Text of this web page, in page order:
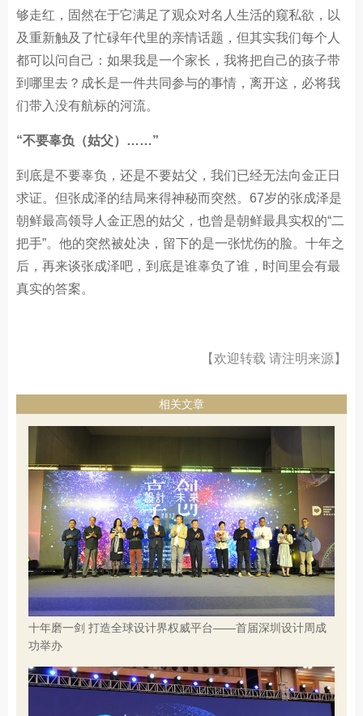
够走红，固然在于它满足了观众对名人生活的窥私欲，以
及重新触及了忙碌年代里的亲情话题，但其实我们每个人
都可以问自己：如果我是一个家长，我将把自己的孩子带
到哪里去？成长是一件共同参与的事情，离开这，必将我
们带入没有航标的河流。
“不要辜负（姑父）……”
到底是不要辜负，还是不要姑父，我们已经无法向金正日
求证。但张成泽的结局来得神秘而突然。67岁的张成泽是
朝鲜最高领导人金正恩的姑父，也曾是朝鲜最具实权的“二
把手”。他的突然被处决，留下的是一张忧伤的脸。十年之
后，再来谈张成泽吧，到底是谁辜负了谁，时间里会有最
真实的答案。
【欢迎转载 请注明来源】
相关文章
十年磨一剑 打造全球设计界权威平台——首届深圳设计周成
功举办